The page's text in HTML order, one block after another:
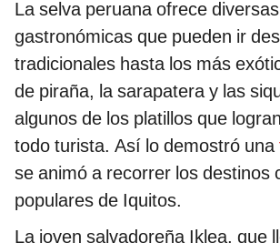
La selva peruana ofrece
gastronómicas que pueden ir
tradicionales hasta los más
de piraña, la sarapatera y las
algunos de los platillos que
todo turista. Así lo demostró una
se animó a recorrer los destinos
populares de Iquitos.
La joven salvadoreña Iklea, que